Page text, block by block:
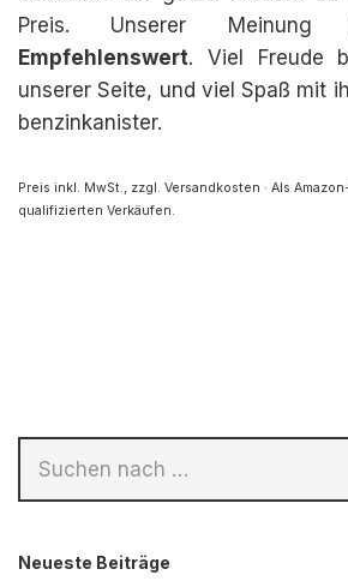
Preis. Unserer Meinung
Empfehlenswert. Viel Freude
unserer Seite, und viel Spaß mit
benzinkanister.
Preis inkl. MwSt., zzgl. Versandkosten · Als
qualifizierten Verkäufen.
Neueste Beiträge